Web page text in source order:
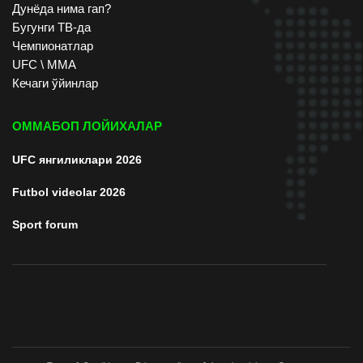
Дунёда нима гап?
Бугунги ТВ-да
Чемпионатлар
UFC \ ММА
Кечаги ўйинлар
ОММАБОП ЛОЙИХАЛАР
UFC янгиликлари 2026
Futbol videolar 2026
Sport forum